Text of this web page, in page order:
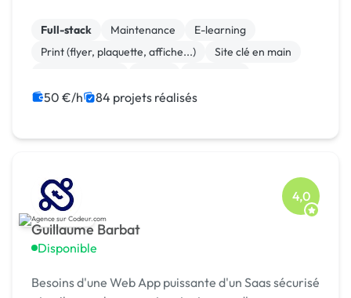
Full-stack Maintenance
E-learning
Print (flyer, plaquette, affiche...)
Site clé en main
Mise en page
Landing page
50 €/h 84 projets réalisés
Guillaume Barbat
Disponible
4,0
Besoins d'une Web App puissante d'un Saas sécurisé